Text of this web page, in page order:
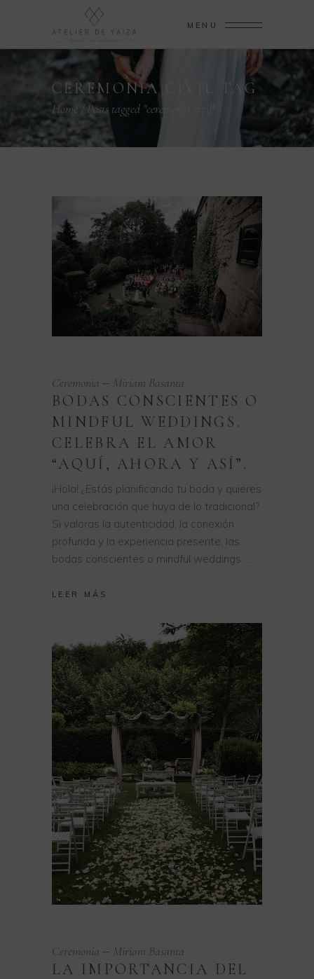
MENU
CEREMONIA CIVIL TAG
Home/Posts tagged "ceremonia civil"
Ceremonia Miriam Basanta
BODAS CONSCIENTES O
MINDFUL WEDDINGS.
CELEBRA EL AMOR
“AQUÍ, AHORA Y ASÍ”.
¡Hola! ¿Estás planificando tu boda y quieres
una celebración que huya de lo tradicional?
Si valoras la autenticidad, la conexión
profunda y la experiencia presente, las
bodas conscientes o mindful weddings
LEER MÁS
Ceremonia Miriam Basanta
LA IMPORTANCIA DEL